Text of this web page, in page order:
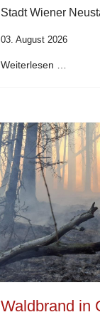
Stadt Wiener
03. August 2026
Weiterlesen …
Waldbrand in